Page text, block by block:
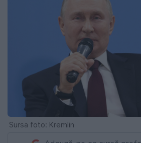
Sursa foto: Kremlin